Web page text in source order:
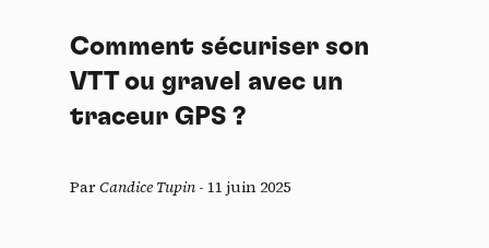
Comment sécuriser son
VTT ou gravel avec un
traceur GPS ?
ParCandice Tupin - 11 juin 2025